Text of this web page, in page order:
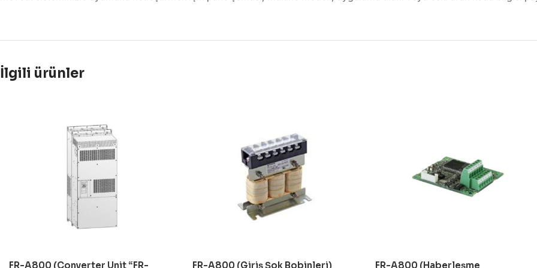
İlgili ürünler
FR-A800 (Converter Unit “FR- FR-A800 (Giriş Şok Bobinleri) FR-A800 (Haberleşme